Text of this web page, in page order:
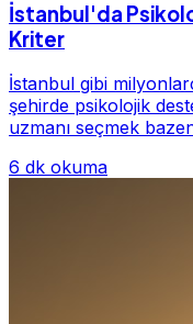
İstanbul'da
Kriter
İstanbul gibi
şehirde psikolojik
uzmanı seçmek
6 dk okuma